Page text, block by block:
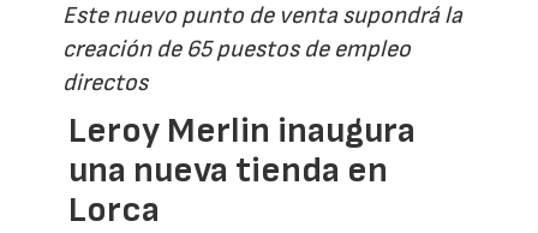
Este nuevo punto de venta supondrá la
creación de 65 puestos de empleo
directos
Leroy Merlin inaugura
una nueva tienda en
Lorca